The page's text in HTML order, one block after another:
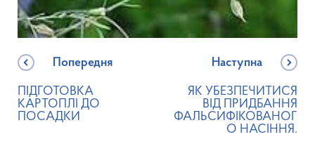
Попередня
ПІДГОТОВКА
КАРТОПЛІ ДО
ПОСАДКИ
Наступна
ЯК УБЕЗПЕЧИТИСЯ
ВІД ПРИДБАННЯ
ФАЛЬСИФІКОВАНОГ
О НАСІННЯ.